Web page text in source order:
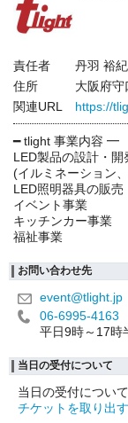
責任者
丹羽 裕紀
住所
大阪府守
関連URL
https://
━ tlight 事業内容 ━
LED製品の設計・開
(イルミネーション
LED照明器具の販売
イベント事業
キッチンカー事業
福祉事業
お問い合わせ先
event@tlight.jp
06-6995-4163
平日9時～17時
当日の受付について
当日の受付につい
チケットを取り出す